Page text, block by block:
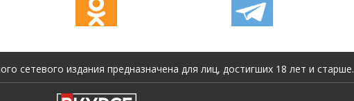
сетевого издания предназначена для лиц, достигших 18 лет и старше.